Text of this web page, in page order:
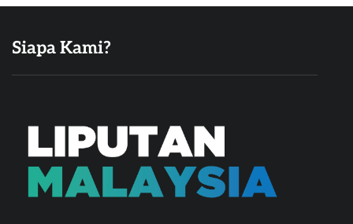
Siapa Kami?